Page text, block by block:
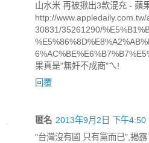
山水米 再被揪出3款混充 - 蘋
http://
30831/35261290/
果真是"無奸不成商"ㄟ!
回覆
匿名 2013年9月2日 下午4:50
"台灣沒有國 只有黨而已",揭